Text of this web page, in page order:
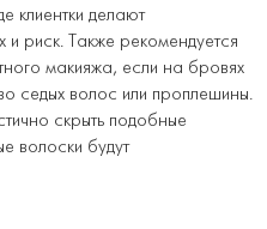
клиентки делают
и риск. Также рекомендуется
макияжа, если на бровях
седых волос или проплешины.
скрыть подобные
волоски будут